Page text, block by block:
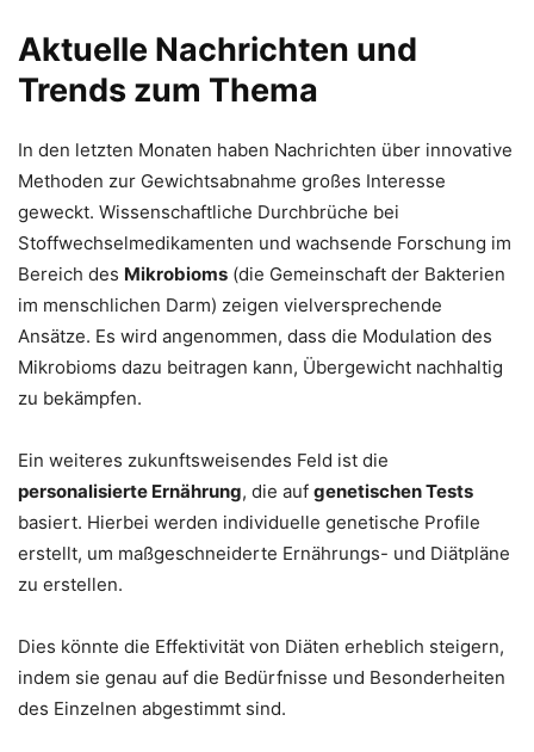
Aktuelle Nachrichten und
Trends zum Thema
In den letzten Monaten haben Nachrichten über innovative
Methoden zur Gewichtsabnahme großes Interesse
geweckt. Wissenschaftliche Durchbrüche bei
Stoffwechselmedikamenten und wachsende Forschung im
Bereich des Mikrobioms (die Gemeinschaft der Bakterien
im menschlichen Darm) zeigen vielversprechende
Ansätze. Es wird angenommen, dass die Modulation des
Mikrobioms dazu beitragen kann, Übergewicht nachhaltig
zu bekämpfen.
Ein weiteres zukunftsweisendes Feld ist die
personalisierte Ernährung, die auf genetischen Tests
basiert. Hierbei werden individuelle genetische Profile
erstellt, um maßgeschneiderte Ernährungs- und Diätpläne
zu erstellen.
Dies könnte die Effektivität von Diäten erheblich steigern,
indem sie genau auf die Bedürfnisse und Besonderheiten
des Einzelnen abgestimmt sind.